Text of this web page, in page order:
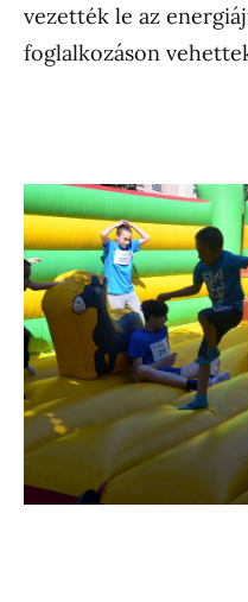
vezették le az
foglalkozáson